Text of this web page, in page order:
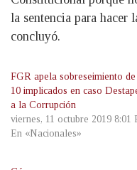
la sentencia para hacer
concluyó.
FGR apela sobreseimiento de
10 implicados en caso
a la Corrupción
viernes, 11 octubre 2019 8:01
En «Nacionales»